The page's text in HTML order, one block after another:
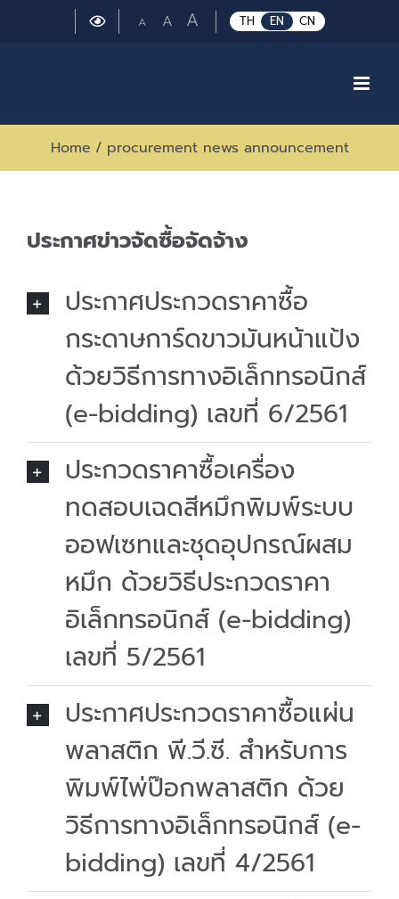
TH EN CN
A Small
ARegular
ALarge
font
Home / procurement news announcement
ประกาศข่าวจัดซื้อจัดจ้าง
ประกาศประกวดราคาซื้อ
กระดาษการ์ดขาวมันหน้าแป้ง
ด้วยวิธีการทางอิเล็กทรอนิกส์
(e-bidding) เลขที่ 6/2561
ประกวดราคาซื้อเครื่อง
ทดสอบเฉดสีหมึกพิมพ์ระบบ
ออฟเซทและชุดอุปกรณ์ผสม
หมึก ด้วยวิธีประกวดราคา
อิเล็กทรอนิกส์ (e-bidding)
เลขที่ 5/2561
ประกาศประกวดราคาซื้อแผ่น
พลาสติก พี.วี.ซี. สำหรับการ
พิมพ์ไพ่ป๊อกพลาสติก ด้วย
วิธีการทางอิเล็กทรอนิกส์ (e-
bidding) เลขที่ 4/2561